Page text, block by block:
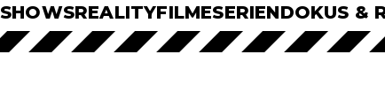
SHOWSREALITYFILMESERIENDOKUS &